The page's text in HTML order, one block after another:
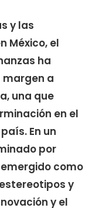
y las
México, el
ha
margen a
una que
en el
En un
por
como
y
y el